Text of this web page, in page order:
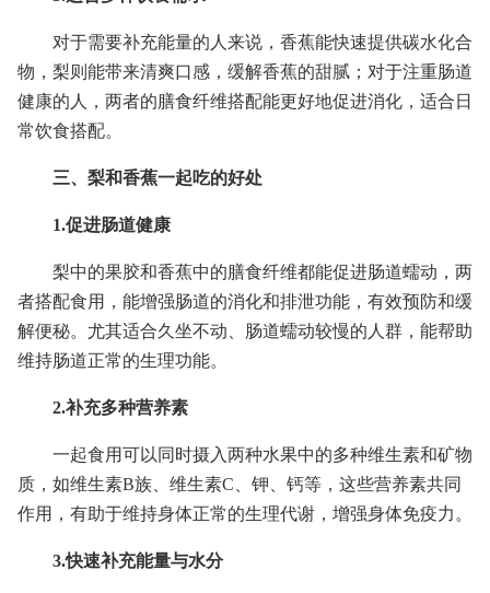
对于需要补充能量的人来说，香蕉能快速提供碳水化合
物，梨则能带来清爽口感，缓解香蕉的甜腻；对于注重肠道
健康的人，两者的膳食纤维搭配能更好地促进消化，适合日
常饮食搭配。
三、梨和香蕉一起吃的好处
1.促进肠道健康
梨中的果胶和香蕉中的膳食纤维都能促进肠道蠕动，两
者搭配食用，能增强肠道的消化和排泄功能，有效预防和缓
解便秘。尤其适合久坐不动、肠道蠕动较慢的人群，能帮助
维持肠道正常的生理功能。
2.补充多种营养素
一起食用可以同时摄入两种水果中的多种维生素和矿物
质，如维生素B族、维生素C、钾、钙等，这些营养素共同
作用，有助于维持身体正常的生理代谢，增强身体免疫力。
3.快速补充能量与水分